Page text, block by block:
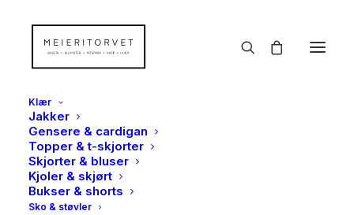
Klær
Jakker
Gensere & cardigan
Topper & t-skjorter
Skjorter & bluser
Kjoler & skjørt
Bukser & shorts
Sko & støvler